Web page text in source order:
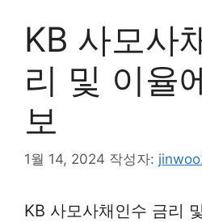
KB 사모사
리 및 이율
보
1월 14, 2024 작성자:
KB 사모사채인수 금리